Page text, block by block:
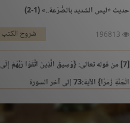
حديث «ليس الشديد بالصُّرَعة..» (1-2)
شروح الكتب
[7] من قوله تعالى: {وَسِيقَ الَّذِينَ اتَّقَوْا رَبَّهُمْ إِلَى
الْجَنَّةِ زُمَرًا} الآية:73 إلى آخر السورة
التفسير والتدبر